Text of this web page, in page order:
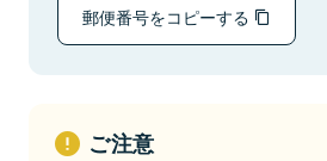
郵便番号をコピーする
ご注意